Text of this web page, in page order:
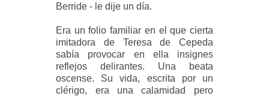
Berride - le dije un día.
Era un folio familiar en el que cierta
imitadora de Teresa de Cepeda
sabía provocar en ella insignes
reflejos delirantes. Una beata
oscense. Su vida, escrita por un
clérigo, era una calamidad pero